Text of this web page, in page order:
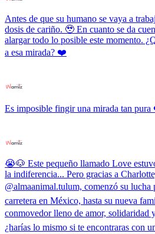
Antes de que su humano se vaya a
dosis de cariño. 🥹 En cuanto se da
alargar todo lo posible este momento.
a esa mirada? ❤️
Es imposible fingir una mirada tan
😭🐶 Este pequeño llamado Love
la indiferencia... Pero gracias a
@almaanimal.tulum, comenzó su
carretera en México, hasta su nueva
conmovedor lleno de amor, solidaridad
¿harías lo mismo si te encontraras con